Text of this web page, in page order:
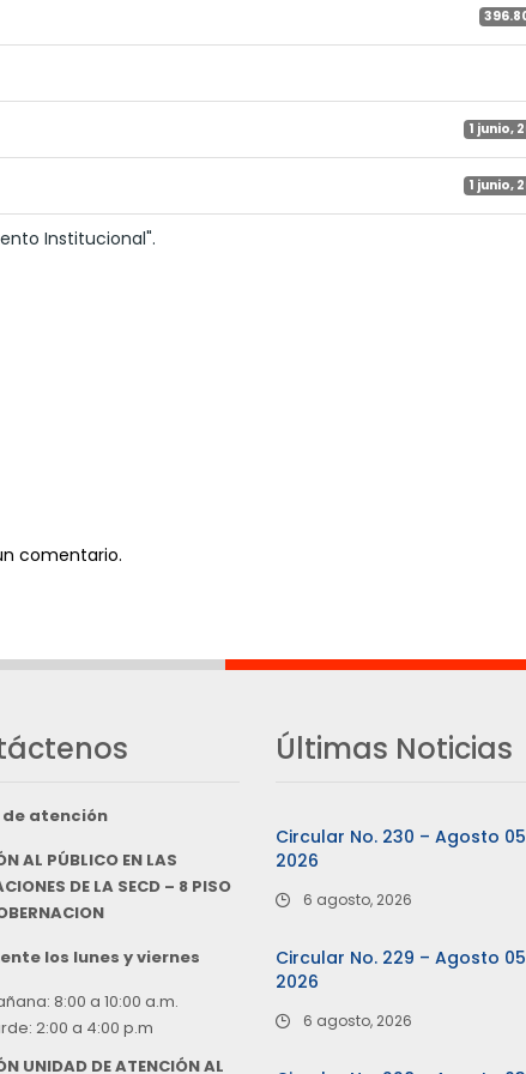
1 junio,
1 junio,
Institucional".
comentario.
de atención
AL PÚBLICO EN LAS
DE LA SECD – 8 PISO
los lunes y viernes
8:00 a 10:00 a.m.
2:00 a 4:00 p.m
UNIDAD DE ATENCIÓN AL
Últimas Noticias
Circular No. 230 – Agosto
2026
6 agosto, 2026
Circular No. 229 – Agosto
2026
6 agosto, 2026